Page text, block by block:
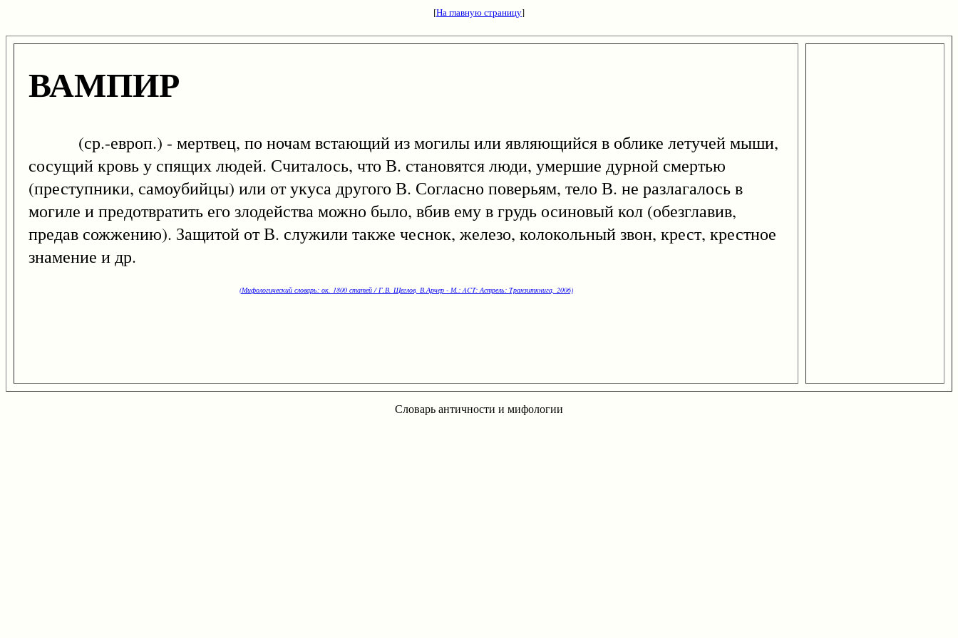
[На главную страницу]
ВАМПИР
(ср.-европ.) - мертвец, по ночам встающий из могилы или являющийся в облике летучей мыши,
сосущий кровь у спящих людей. Считалось, что В. становятся люди, умершие дурной смертью
(преступники, самоубийцы) или от укуса другого В. Согласно поверьям, тело В. не разлагалось в
могиле и предотвратить его злодейства можно было, вбив ему в грудь осиновый кол (обезглавив,
предав сожжению). Защитой от В. служили также чеснок, железо, колокольный звон, крест, крестное
знамение и др.
(Мифологический словарь: ок. 1800 статей / Г.В. Щеглов, В.Арчер - М.: ACT: Астрель: Транзиткнига, 2006)
Словарь античности и мифологии